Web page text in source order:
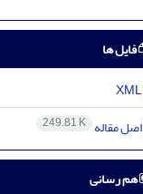
فایل ها
XML
اصل مقاله 249.81 K
هم رسانی